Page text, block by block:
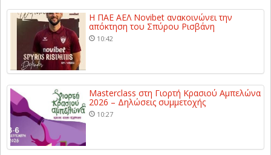
Η ΠΑΕ ΑΕΛ Novibet ανακοινώνει την
απόκτηση του Σπύρου Ρισβάνη
10:42
Masterclass στη Γιορτή Κρασιού Αμπελώνα
2026 – Δηλώσεις συμμετοχής
10:27